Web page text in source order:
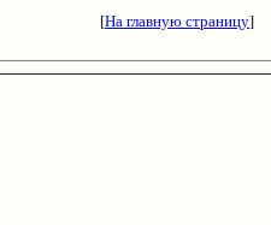
[На главную страницу]